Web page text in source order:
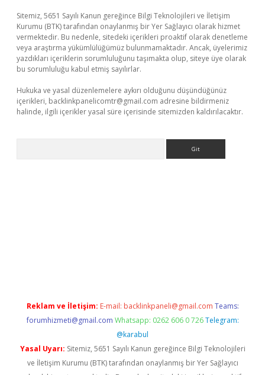
Sitemiz, 5651 Sayılı Kanun gereğince Bilgi Teknolojileri ve İletişim
Kurumu (BTK) tarafından onaylanmış bir Yer Sağlayıcı olarak hizmet
vermektedir. Bu nedenle, sitedeki içerikleri proaktif olarak denetleme
veya araştırma yükümlülüğümüz bulunmamaktadır. Ancak, üyelerimiz
yazdıkları içeriklerin sorumluluğunu taşımakta olup, siteye üye olarak
bu sorumluluğu kabul etmiş sayılırlar.
Hukuka ve yasal düzenlemelere aykırı olduğunu düşündüğünüz
içerikleri, backlinkpanelicomtr@gmail.com adresine bildirmeniz
halinde, ilgili içerikler yasal süre içerisinde sitemizden kaldırılacaktır.
Reklam ve İletişim: E-mail: backlinkpaneli@gmail.com Teams:
forumhizmeti@gmail.com Whatsapp: 0262 606 0 726 Telegram:
@karabul
Yasal Uyarı: Sitemiz, 5651 Sayılı Kanun gereğince Bilgi Teknolojileri
ve İletişim Kurumu (BTK) tarafından onaylanmış bir Yer Sağlayıcı